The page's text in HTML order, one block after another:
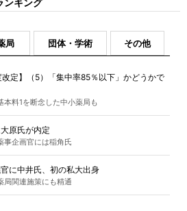
ンキング
局 団体・学術 その他
改定】（5）「集中率85％以下」かどうかで
本料1を断念した中小薬局も
原氏が内定
事企画官には稲角氏
に中井氏、初の私大出身
局関連施策にも精通